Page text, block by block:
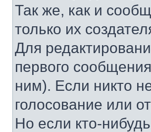
Так же, как и
только их
Для
первого
ним). Если никто
голосование или
Но если кто-